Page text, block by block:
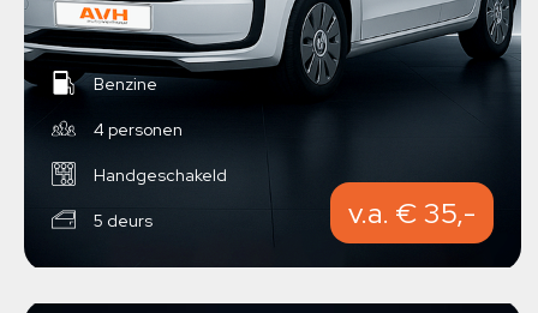
Benzine
4 personen
Handgeschakeld
5 deurs v.a. € 35,-